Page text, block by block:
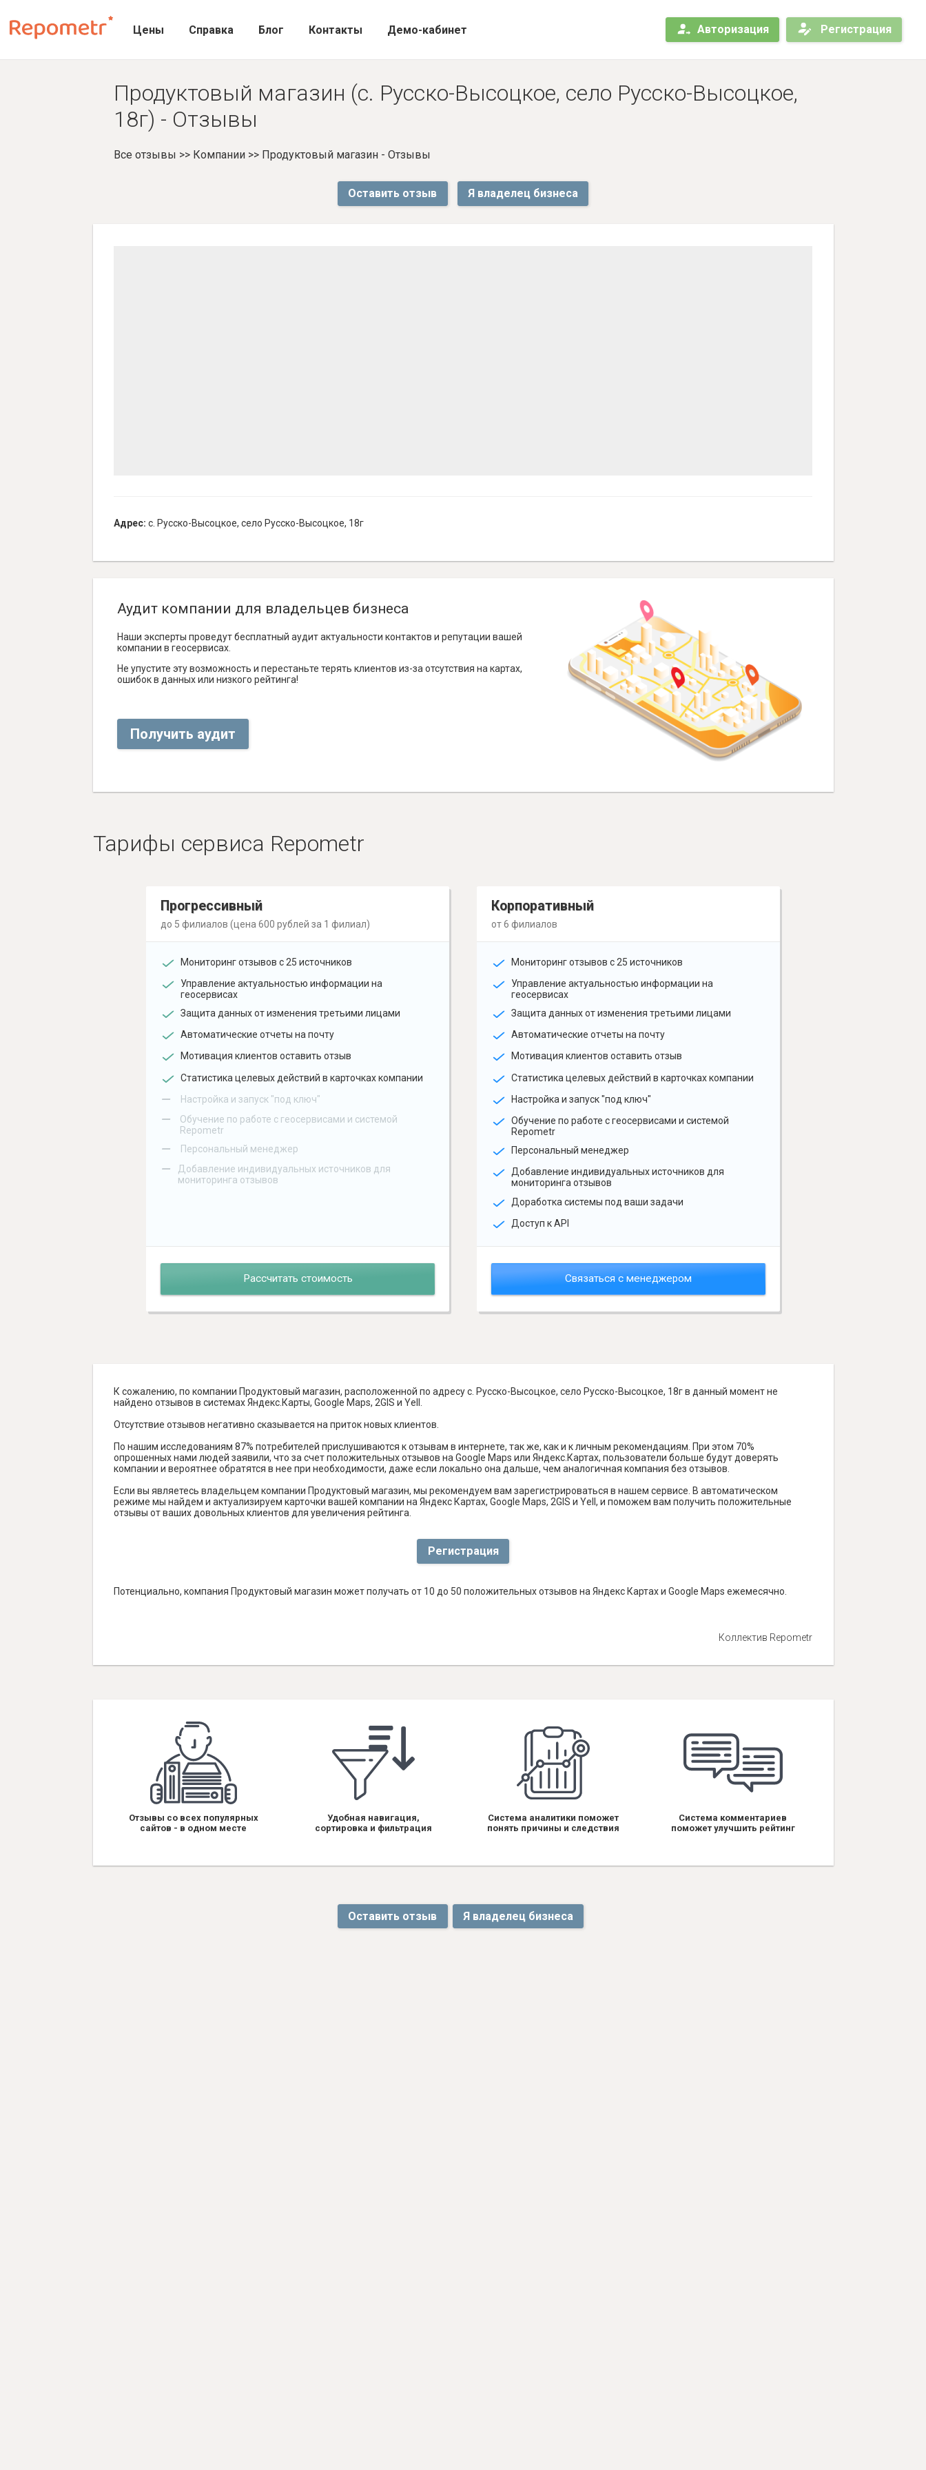
Цены Справка Блог Контакты Демо-кабинет Авторизация Регистрация
Продуктовый магазин (с. Русско-Высоцкое, село Русско-Высоцкое,
18г) - Отзывы
Все отзывы >> Компании>> Продуктовый магазин - Отзывы
Оставить отзыв Я владелец бизнеса
Адрес: с. Русско-Высоцкое, село Русско-Высоцкое, 18г
Аудит компании для владельцев бизнеса
Наши эксперты проведут бесплатный аудит актуальности контактов и репутации вашей
компании в геосервисах.
Не упустите эту возможность и перестаньте терять клиентов из-за отсутствия на картах,
ошибок в данных или низкого рейтинга!
Получить аудит
Тарифы сервиса Repometr
Прогрессивный
до 5 филиалов (цена 600 рублей за 1 филиал)
Мониторинг отзывов с 25 источников
Управление актуальностью информации на
геосервисах
Защита данных от изменения третьими лицами
Автоматические отчеты на почту
Мотивация клиентов оставить отзыв
Статистика целевых действий в карточках компании
– Настройка и запуск "под ключ"
–
Обучение по работе с геосервисами и системой
Repometr
– Персональный менеджер
–
Добавление индивидуальных источников для
мониторинга отзывов
Рассчитать стоимость
Корпоративный
от 6 филиалов
Мониторинг отзывов с 25 источников
Управление актуальностью информации на
геосервисах
Защита данных от изменения третьими лицами
Автоматические отчеты на почту
Мотивация клиентов оставить отзыв
Статистика целевых действий в карточках компании
Настройка и запуск "под ключ"
Обучение по работе с геосервисами и системой
Repometr
Персональный менеджер
Добавление индивидуальных источников для
мониторинга отзывов
Доработка системы под ваши задачи
Доступ к API
Связаться с менеджером
К сожалению, по компании Продуктовый магазин, расположенной по адресу с. Русско-Высоцкое, село Русско-Высоцкое, 18г в данный момент не
найдено отзывов в системах Яндекс.Карты, Google Maps, 2GIS и Yell.
Отсутствие отзывов негативно сказывается на приток новых клиентов.
По нашим исследованиям 87% потребителей прислушиваются к отзывам в интернете, так же, как и к личным рекомендациям. При этом 70%
опрошенных нами людей заявили, что за счет положительных отзывов на Google Maps или Яндекс.Картах, пользователи больше будут доверять
компании и вероятнее обратятся в нее при необходимости, даже если локально она дальше, чем аналогичная компания без отзывов.
Если вы являетесь владельцем компании Продуктовый магазин, мы рекомендуем вам зарегистрироваться в нашем сервисе. В автоматическом
режиме мы найдем и актуализируем карточки вашей компании на Яндекс Картах, Google Maps, 2GIS и Yell, и поможем вам получить положительные
отзывы от ваших довольных клиентов для увеличения рейтинга.
Регистрация
Потенциально, компания Продуктовый магазин может получать от 10 до 50 положительных отзывов на Яндекс Картах и Google Maps ежемесячно.
Коллектив Repometr
Отзывы со всех популярных
сайтов - в одном месте
Удобная навигация,
сортировка и фильтрация
Система аналитики поможет
понять причины и следствия
Система комментариев
поможет улучшить рейтинг
Оставить отзыв Я владелец бизнеса